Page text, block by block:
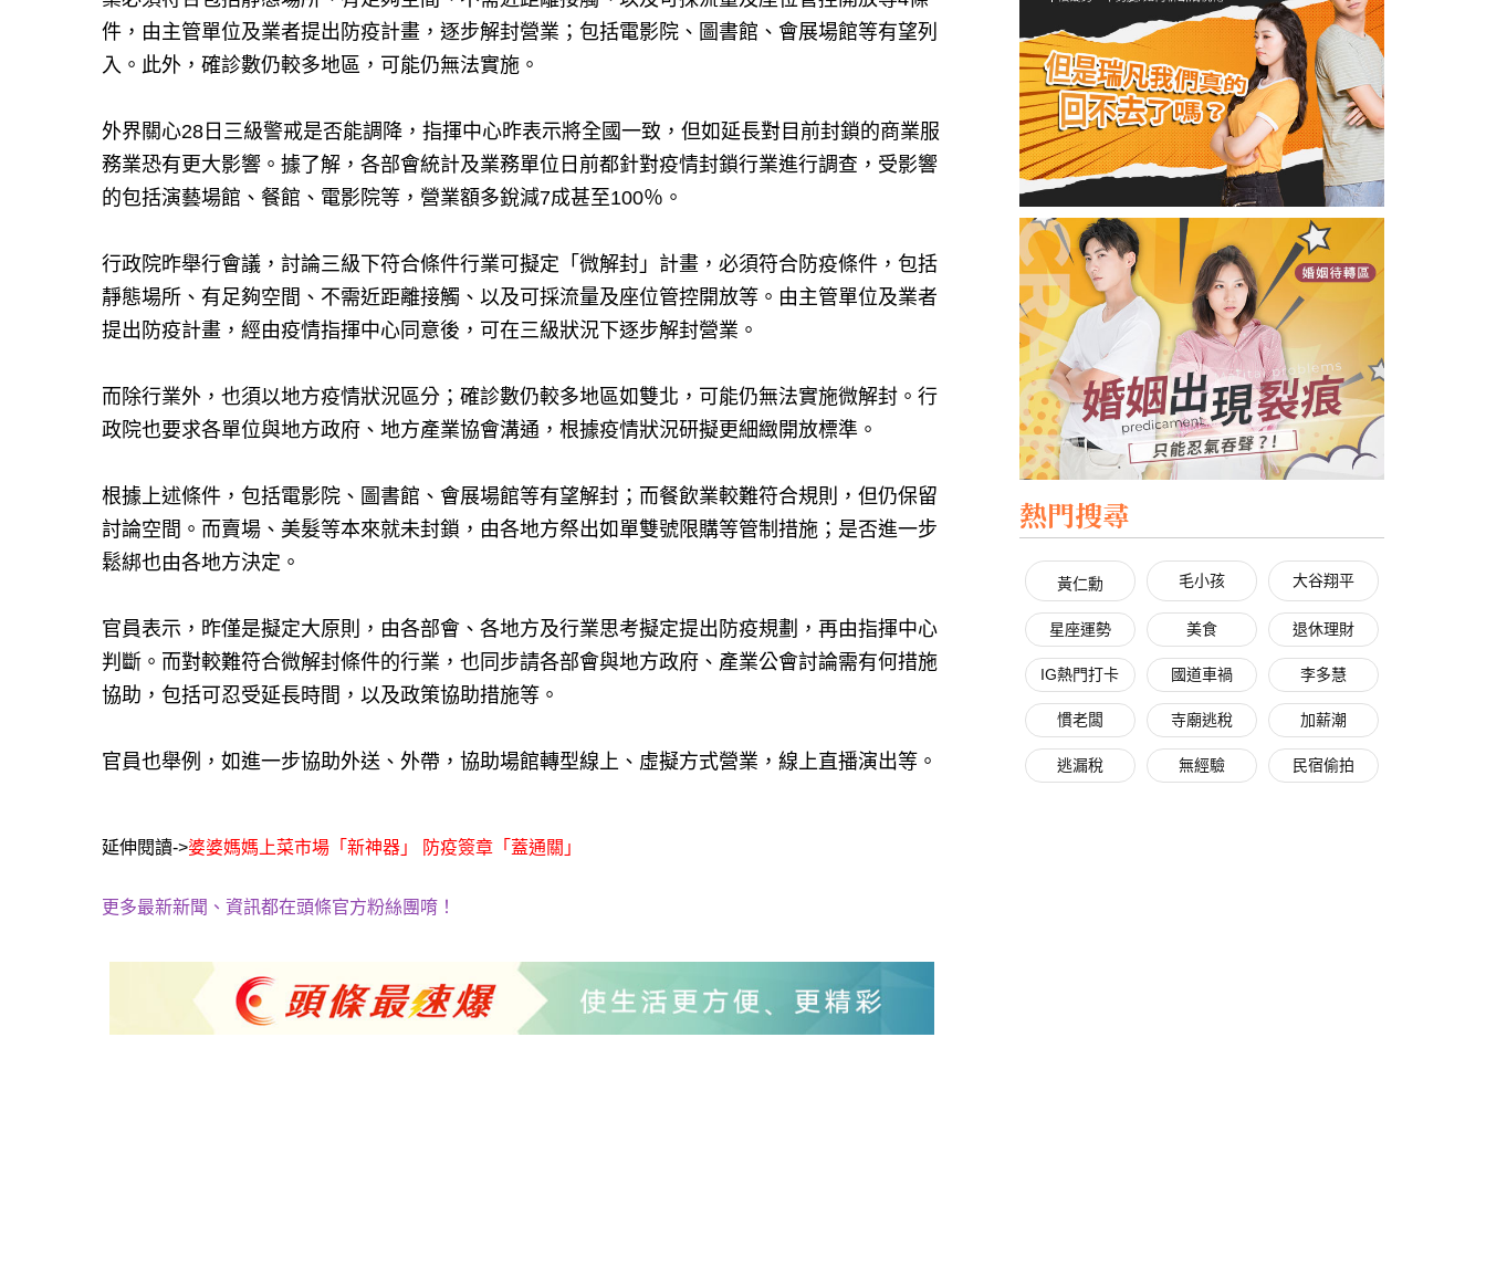
件，由主管單位及業者提出防疫計畫，逐步解封營業；包括電影院、圖書館、會展場館等有望列
入。此外，確診數仍較多地區，可能仍無法實施。
外界關心28日三級警戒是否能調降，指揮中心昨表示將全國一致，但如延長對目前封鎖的商業服
務業恐有更大影響。據了解，各部會統計及業務單位日前都針對疫情封鎖行業進行調查，受影響
的包括演藝場館、餐館、電影院等，營業額多銳減7成甚至100％。
行政院昨舉行會議，討論三級下符合條件行業可擬定「微解封」計畫，必須符合防疫條件，包括
靜態場所、有足夠空間、不需近距離接觸、以及可採流量及座位管控開放等。由主管單位及業者
提出防疫計畫，經由疫情指揮中心同意後，可在三級狀況下逐步解封營業。
而除行業外，也須以地方疫情狀況區分；確診數仍較多地區如雙北，可能仍無法實施微解封。行
政院也要求各單位與地方政府、地方產業協會溝通，根據疫情狀況研擬更細緻開放標準。
根據上述條件，包括電影院、圖書館、會展場館等有望解封；而餐飲業較難符合規則，但仍保留
討論空間。而賣場、美髮等本來就未封鎖，由各地方祭出如單雙號限購等管制措施；是否進一步
鬆綁也由各地方決定。
官員表示，昨僅是擬定大原則，由各部會、各地方及行業思考擬定提出防疫規劃，再由指揮中心
判斷。而對較難符合微解封條件的行業，也同步請各部會與地方政府、產業公會討論需有何措施
協助，包括可忍受延長時間，以及政策協助措施等。
官員也舉例，如進一步協助外送、外帶，協助場館轉型線上、虛擬方式營業，線上直播演出等。
延伸閱讀->婆婆媽媽上菜市場「新神器」 防疫簽章「蓋通關」
更多最新新聞、資訊都在頭條官方粉絲團唷！
熱門搜尋
黃仁勳 毛小孩 大谷翔平
星座運勢 美食 退休理財
IG熱門打卡 國道車禍 李多慧
慣老闆 寺廟逃稅 加薪潮
逃漏稅 無經驗 民宿偷拍